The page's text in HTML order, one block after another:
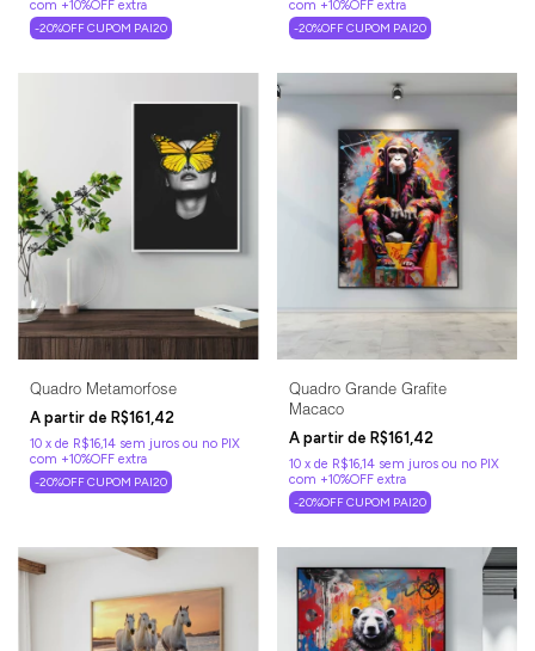
-20%OFF CUPOM PAI20 -20%OFF CUPOM PAI20
Quadro Metamorfose
R$161,42
10 x de R$16,14 sem juros
-20%OFF CUPOM PAI20
Quadro Grande Grafite
Macaco
R$161,42
10 x de R$16,14 sem juros
-20%OFF CUPOM PAI20